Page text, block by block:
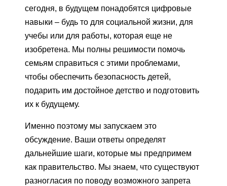
сегодня, в будущем понадобятся цифровые
навыки – будь то для социальной жизни, для
учебы или для работы, которая еще не
изобретена. Мы полны решимости помочь
семьям справиться с этими проблемами,
чтобы обеспечить безопасность детей,
подарить им достойное детство и подготовить
их к будущему.
Именно поэтому мы запускаем это
обсуждение. Ваши ответы определят
дальнейшие шаги, которые мы предпримем
как правительство. Мы знаем, что существуют
разногласия по поводу возможного запрета